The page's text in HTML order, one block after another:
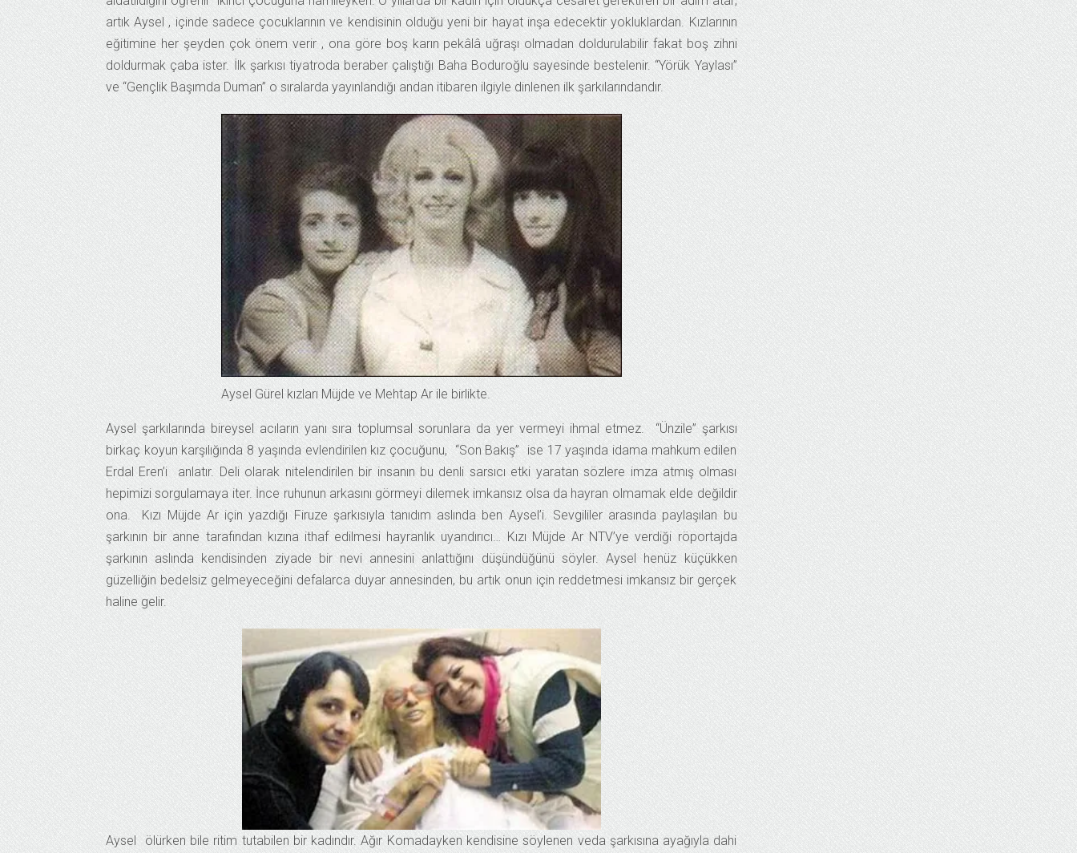
artık Aysel , içinde sadece çocuklarının ve kendisinin olduğu yeni bir hayat inşa edecektir yokluklardan. Kızlarının
eğitimine her şeyden çok önem verir , ona göre boş karın pekâlâ uğraşı olmadan doldurulabilir fakat boş zihni
doldurmak çaba ister. İlk şarkısı tiyatroda beraber çalıştığı Baha Boduroğlu sayesinde bestelenir. “Yörük Yaylası”
ve “Gençlik Başımda Duman” o sıralarda yayınlandığı andan itibaren ilgiyle dinlenen ilk şarkılarındandır.
Aysel Gürel kızları Müjde ve Mehtap Ar ile birlikte.
Aysel şarkılarında bireysel acıların yanı sıra toplumsal sorunlara da yer vermeyi ihmal etmez. “Ünzile” şarkısı
birkaç koyun karşılığında 8 yaşında evlendirilen kız çocuğunu, “Son Bakış” ise 17 yaşında idama mahkum edilen
Erdal Eren’i anlatır. Deli olarak nitelendirilen bir insanın bu denli sarsıcı etki yaratan sözlere imza atmış olması
hepimizi sorgulamaya iter. İnce ruhunun arkasını görmeyi dilemek imkansız olsa da hayran olmamak elde değildir
ona. Kızı Müjde Ar için yazdığı Firuze şarkısıyla tanıdım aslında ben Aysel’i. Sevgililer arasında paylaşılan bu
şarkının bir anne tarafından kızına ithaf edilmesi hayranlık uyandırıcı… Kızı Müjde Ar NTV’ye verdiği röportajda
şarkının aslında kendisinden ziyade bir nevi annesini anlattığını düşündüğünü söyler. Aysel henüz küçükken
güzelliğin bedelsiz gelmeyeceğini defalarca duyar annesinden, bu artık onun için reddetmesi imkansız bir gerçek
haline gelir.
Aysel ölürken bile ritim tutabilen bir kadındır. Ağır Komadayken kendisine söylenen veda şarkısına ayağıyla dahi